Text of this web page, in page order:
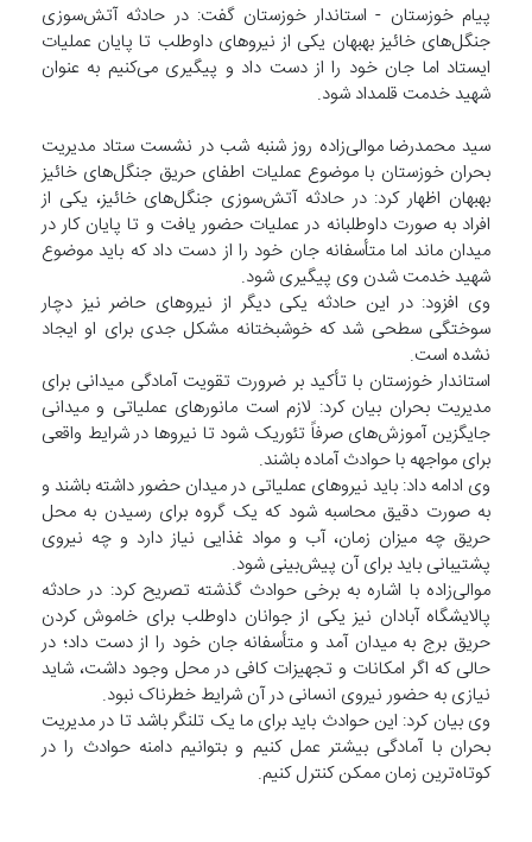
پیام خوزستان - استاندار خوزستان گفت: در حادثه آتش‌سوزی
جنگل‌های خائیز بهبهان یکی از نیروهای داوطلب تا پایان عملیات
ایستاد اما جان خود را از دست داد و پیگیری می‌کنیم به عنوان
شهید خدمت قلمداد شود.
سید محمدرضا موالی‌زاده روز شنبه شب در نشست ستاد مدیریت
بحران خوزستان با موضوع عملیات اطفای حریق جنگل‌های خائیز
بهبهان اظهار کرد: در حادثه آتش‌سوزی جنگل‌های خائیز، یکی از
افراد به صورت داوطلبانه در عملیات حضور یافت و تا پایان کار در
میدان ماند اما متأسفانه جان خود را از دست داد که باید موضوع
شهید خدمت شدن وی پیگیری شود.
وی افزود: در این حادثه یکی دیگر از نیروهای حاضر نیز دچار
سوختگی سطحی شد که خوشبختانه مشکل جدی برای او ایجاد
نشده است.
استاندار خوزستان با تأکید بر ضرورت تقویت آمادگی میدانی برای
مدیریت بحران بیان کرد: لازم است مانورهای عملیاتی و میدانی
جایگزین آموزش‌های صرفاً تئوریک شود تا نیروها در شرایط واقعی
برای مواجهه با حوادث آماده باشند.
وی ادامه داد: باید نیروهای عملیاتی در میدان حضور داشته باشند و
به صورت دقیق محاسبه شود که یک گروه برای رسیدن به محل
حریق چه میزان زمان، آب و مواد غذایی نیاز دارد و چه نیروی
پشتیبانی باید برای آن پیش‌بینی شود.
موالی‌زاده با اشاره به برخی حوادث گذشته تصریح کرد: در حادثه
پالایشگاه آبادان نیز یکی از جوانان داوطلب برای خاموش کردن
حریق برج به میدان آمد و متأسفانه جان خود را از دست داد؛ در
حالی که اگر امکانات و تجهیزات کافی در محل وجود داشت، شاید
نیازی به حضور نیروی انسانی در آن شرایط خطرناک نبود.
وی بیان کرد: این حوادث باید برای ما یک تلنگر باشد تا در مدیریت
بحران با آمادگی بیشتر عمل کنیم و بتوانیم دامنه حوادث را در
کوتاه‌ترین زمان ممکن کنترل کنیم.